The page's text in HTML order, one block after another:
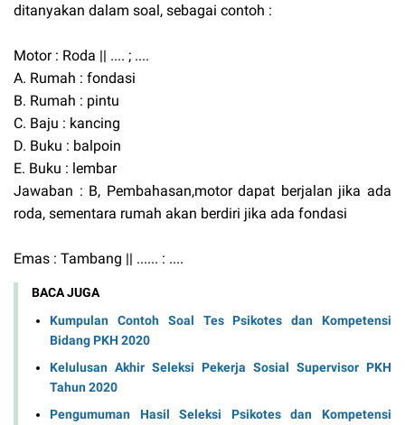
ditanyakan dalam soal, sebagai contoh :
Motor : Roda || .... ; ....
A. Rumah : fondasi
B. Rumah : pintu
C. Baju : kancing
D. Buku : balpoin
E. Buku : lembar
Jawaban : B, Pembahasan,motor dapat berjalan jika ada
roda, sementara rumah akan berdiri jika ada fondasi
Emas : Tambang || ...... : ....
BACA JUGA
Kumpulan Contoh Soal Tes Psikotes dan Kompetensi
Bidang PKH 2020
Kelulusan Akhir Seleksi Pekerja Sosial Supervisor PKH
Tahun 2020
Pengumuman Hasil Seleksi Psikotes dan Kompetensi